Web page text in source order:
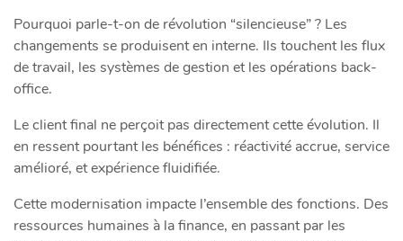
Pourquoi parle-t-on de révolution “silencieuse” ? Les
changements se produisent en interne. Ils touchent les flux
de travail, les systèmes de gestion et les opérations back-
office.
Le client final ne perçoit pas directement cette évolution. Il
en ressent pourtant les bénéfices : réactivité accrue, service
amélioré, et expérience fluidifiée.
Cette modernisation impacte l’ensemble des fonctions. Des
ressources humaines à la finance, en passant par les